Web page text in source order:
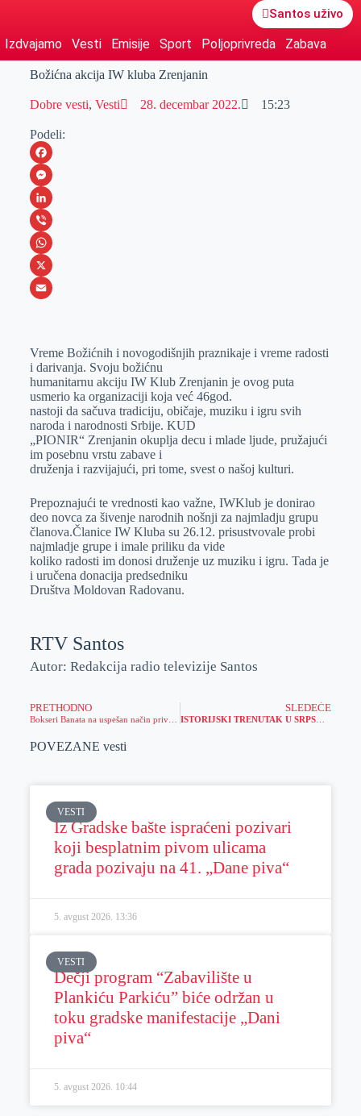
Santos uživo
Izdvajamo Vesti Emisije Sport Poljoprivreda Zabava
Božićna akcija IW kluba Zrenjanin
Dobre vesti, Vesti 28. decembar 2022. 15:23
Podeli:
F
a
c
e
b
o
M
e
s
s
e
e
r
L
i
n
k
I
n
V
i
b
W
h
s
A
p
p
X
a
i
l
Vreme Božićnih i novogodišnjih praznikaje i vreme radosti
i darivanja. Svoju božićnu
humanitarnu akciju IW Klub Zrenjanin je ovog puta
usmerio ka organizaciji koja već 46god.
nastoji da sačuva tradiciju, običaje, muziku i igru svih
naroda i narodnosti Srbije. KUD
„PIONIR“ Zrenjanin okuplja decu i mlade ljude, pružajući
im posebnu vrstu zabave i
druženja i razvijajući, pri tome, svest o našoj kulturi.
Prepoznajući te vrednosti kao važne, IWKlub je donirao
deo novca za šivenje narodnih nošnji za najmladju grupu
članova.Članice IW Kluba su 26.12. prisustvovale probi
najmladje grupe i imale priliku da vide
koliko radosti im donosi druženje uz muziku i igru. Tada je
i uručena donacija predsedniku
Društva Moldovan Radovanu.
RTV Santos
Autor: Redakcija radio televizije Santos
PRETHODNO
Bokseri Banata na uspešan način priveli godinu kraju
SLEDEĆE
POVEZANE vesti
VESTI
Iz Gradske bašte ispraćeni pozivari
koji besplatnim pivom ulicama
grada pozivaju na 41. „Dane piva“
5. avgust 2026. 13:36
VESTI
Dečji program “Zabavilište u
Plankiću Parkiću” biće održan u
toku gradske manifestacije „Dani
piva“
5. avgust 2026. 10:44